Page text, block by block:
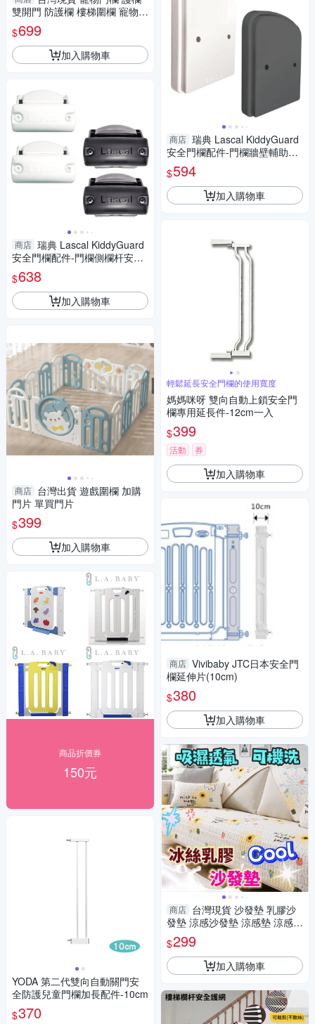
雙開門 防護欄 樓梯圍欄 寵物柵
欄 自動回彈 護欄 門檔
$699
加入購物車
商店 瑞典 Lascal KiddyGuard
安全門欄配件-門欄側欄杆安裝
套件(黑/白)
$638
加入購物車
商店 台灣出貨 遊戲圍欄 加購
門片 單買門片
$399
加入購物車
商品折價券
150元
YODA 第二代雙向自動關門安
全防護兒童門欄加長配件-10cm
$370
商店 瑞典 Lascal KiddyGuard
安全門欄配件-門欄牆壁輔助配
件(黑/白)
$594
加入購物車
輕鬆延長安全門欄的使用寬度
媽媽咪呀 雙向自動上鎖安全門
欄專用延長件-12cm一入
$399
活動 券
加入購物車
商店 Vivibaby JTC日本安全門
欄延伸片(10cm)
$380
加入購物車
商店 台灣現貨 沙發墊 乳膠沙
發墊 涼感沙發墊 涼感墊 涼感冰
涼墊 冰絲沙發墊
$299
加入購物車